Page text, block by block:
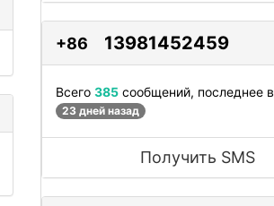
+86 13981452459
Всего 385 сообщений, последнее в
23 дней назад
Получить SMS